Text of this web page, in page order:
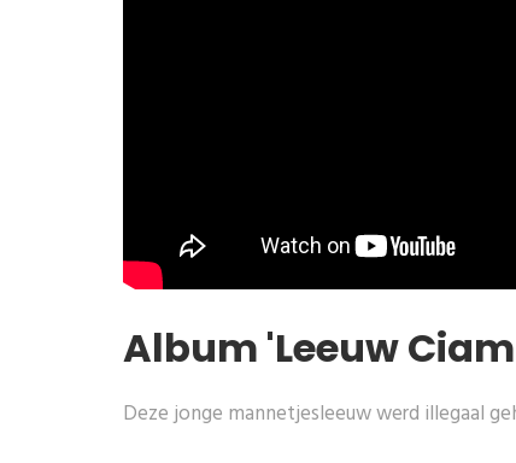
Album 'Leeuw
Deze jonge mannetjesleeuw werd illegaal